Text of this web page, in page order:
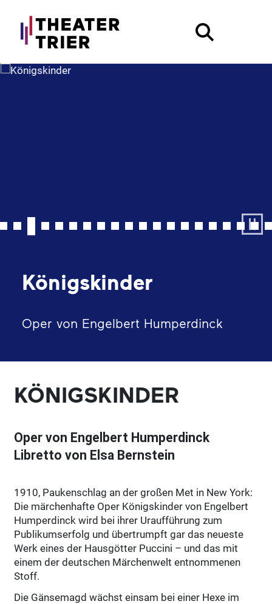
Königskinder
Oper von Engelbert Humperdinck
KÖNIGSKINDER
Oper von Engelbert Humperdinck
Libretto von Elsa Bernstein
1910, Paukenschlag an der großen Met in New York:
Die märchenhafte Oper Königskinder von Engelbert
Humperdinck wird bei ihrer Uraufführung zum
Publikumserfolg und übertrumpft gar das neueste
Werk eines der Hausgötter Puccini – und das mit
einem der deutschen Märchenwelt entnommenen
Stoff.
Die Gänsemagd wächst einsam bei einer Hexe im